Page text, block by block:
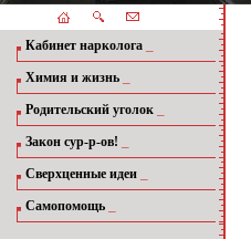
Кабинет нарколога
Химия и жизнь
Родительский уголок
Закон сур-р-ов!
Сверхценные идеи
Самопомощь